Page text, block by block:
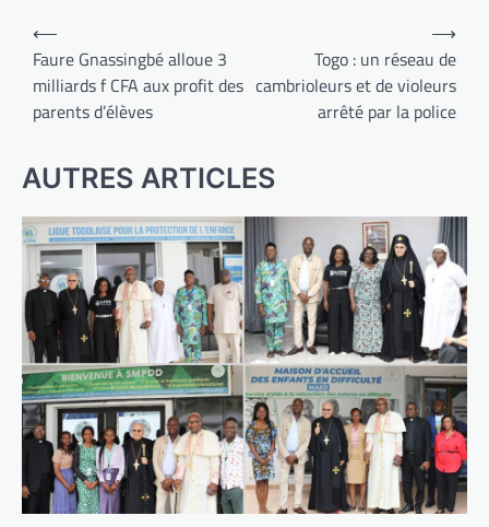
Navigation
de
l’article
⟵
Faure Gnassingbé alloue 3
milliards f CFA aux profit des
parents d’élèves
Togo : un réseau de
cambrioleurs et de violeurs
arrêté par la police
⟶
AUTRES ARTICLES